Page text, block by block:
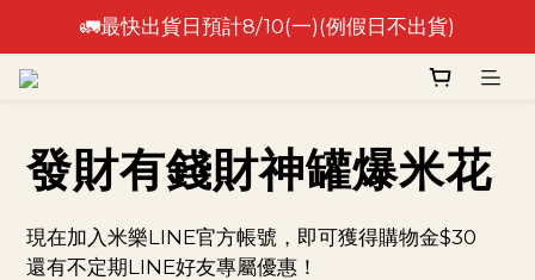
🚛最快出貨日預計8/10(一)(例假日不出貨)
🚛最快出貨日預計8/10(一)(例假日不出貨)
⚠️出貨日非到貨日，實際到貨依物流作業時間為準⚠️
發財有錢財神罐爆米花
現在加入米樂LINE官方帳號，即可獲得購物金$30
還有不定期LINE好友專屬優惠！